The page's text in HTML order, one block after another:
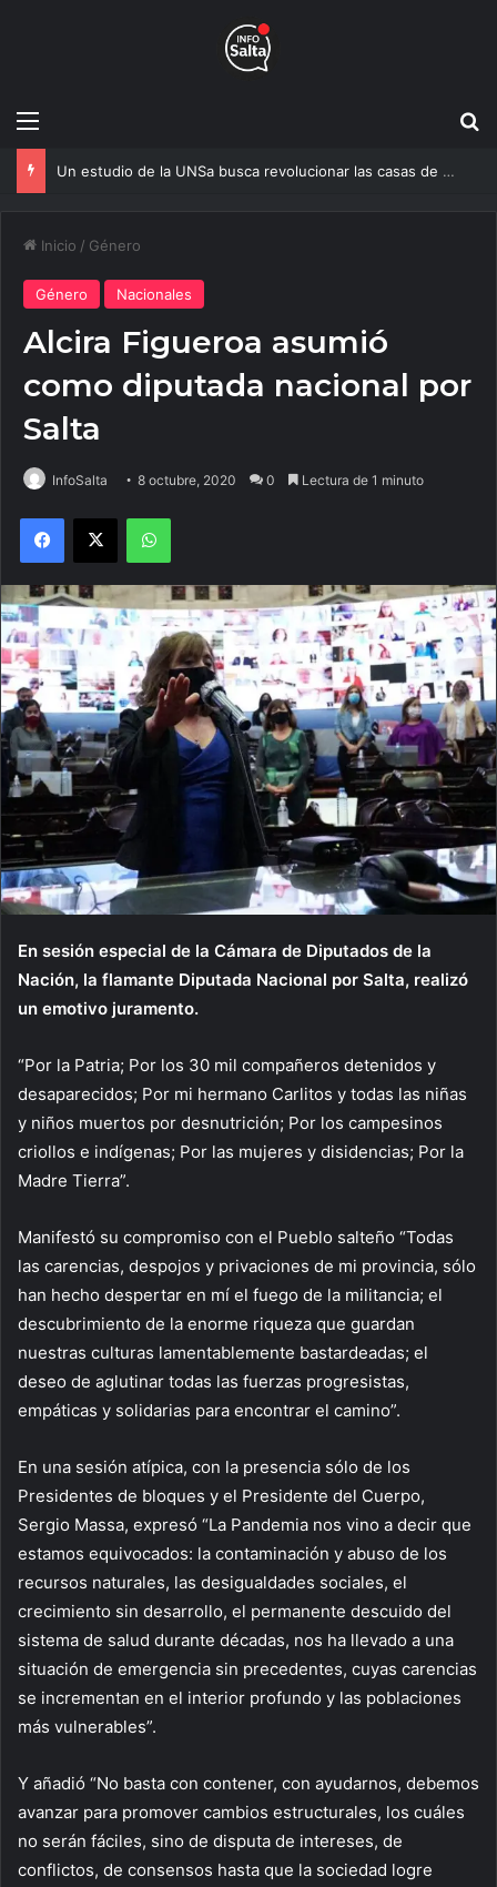
Menú
Un estudio de la UNSa busca revolucionar las casas de adobe y hacerlas más seguras
Inicio / Género
Género Nacionales
Alcira Figueroa asumió
como diputada nacional por
Salta
InfoSalta 8 octubre, 2020 0 Lectura de 1 minuto
Facebook
X WhatsApp
En sesión especial de la Cámara de Diputados de la
Nación, la flamante Diputada Nacional por Salta, realizó
un emotivo juramento.
“Por la Patria; Por los 30 mil compañeros detenidos y
desaparecidos; Por mi hermano Carlitos y todas las niñas
y niños muertos por desnutrición; Por los campesinos
criollos e indígenas; Por las mujeres y disidencias; Por la
Madre Tierra”.
Manifestó su compromiso con el Pueblo salteño “Todas
las carencias, despojos y privaciones de mi provincia, sólo
han hecho despertar en mí el fuego de la militancia; el
descubrimiento de la enorme riqueza que guardan
nuestras culturas lamentablemente bastardeadas; el
deseo de aglutinar todas las fuerzas progresistas,
empáticas y solidarias para encontrar el camino”.
En una sesión atípica, con la presencia sólo de los
Presidentes de bloques y el Presidente del Cuerpo,
Sergio Massa, expresó “La Pandemia nos vino a decir que
estamos equivocados: la contaminación y abuso de los
recursos naturales, las desigualdades sociales, el
crecimiento sin desarrollo, el permanente descuido del
sistema de salud durante décadas, nos ha llevado a una
situación de emergencia sin precedentes, cuyas carencias
se incrementan en el interior profundo y las poblaciones
más vulnerables”.
Y añadió “No basta con contener, con ayudarnos, debemos
avanzar para promover cambios estructurales, los cuáles
no serán fáciles, sino de disputa de intereses, de
conflictos, de consensos hasta que la sociedad logre